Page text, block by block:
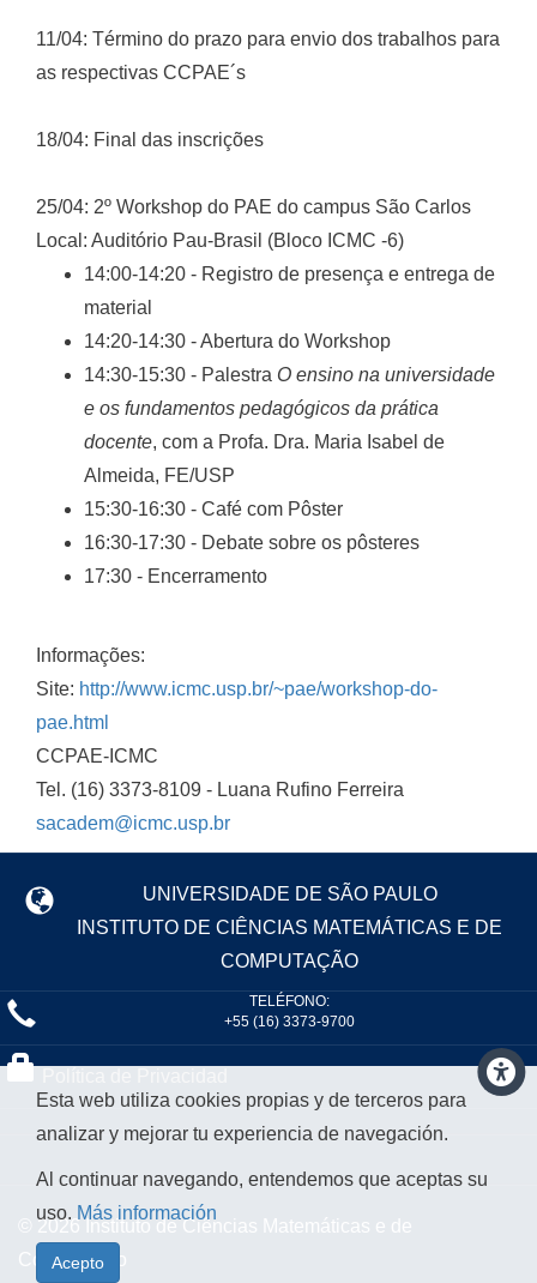
11/04: Término do prazo para envio dos trabalhos para
as respectivas CCPAE´s
18/04: Final das inscrições
25/04: 2º Workshop do PAE do campus São Carlos
Local: Auditório Pau-Brasil (Bloco ICMC -6)
14:00-14:20 - Registro de presença e entrega de
material
14:20-14:30 - Abertura do Workshop
14:30-15:30 - Palestra O ensino na universidade
e os fundamentos pedagógicos da prática
docente, com a Profa. Dra. Maria Isabel de
Almeida, FE/USP
15:30-16:30 - Café com Pôster
16:30-17:30 - Debate sobre os pôsteres
17:30 - Encerramento
Informações:
Site: http://www.icmc.usp.br/~pae/workshop-do-
pae.html
CCPAE-ICMC
Tel. (16) 3373-8109 - Luana Rufino Ferreira
sacadem@icmc.usp.br
UNIVERSIDADE DE SÃO PAULO
INSTITUTO DE CIÊNCIAS MATEMÁTICAS E DE
COMPUTAÇÃO
TELÉFONO:
+55 (16) 3373-9700
© 2026 Instituto de Ciências Matemáticas e de
Computação
Esta web utiliza cookies propias y de terceros para
analizar y mejorar tu experiencia de navegación.
Al continuar navegando, entendemos que aceptas su
uso. Más información
Acepto